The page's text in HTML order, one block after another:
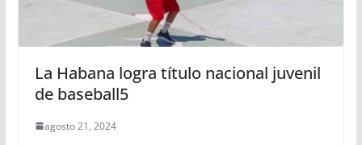
La Habana logra título nacional juvenil
de baseball5
agosto 21, 2024